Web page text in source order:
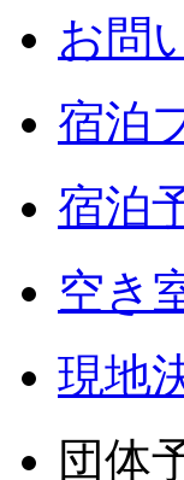
お問
宿泊
宿泊
空き
現地
団体